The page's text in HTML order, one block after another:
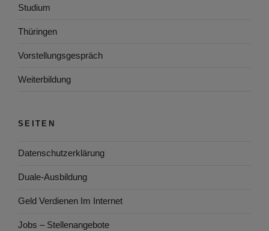
Studium
Thüringen
Vorstellungsgespräch
Weiterbildung
SEITEN
Datenschutzerklärung
Duale-Ausbildung
Geld Verdienen Im Internet
Jobs – Stellenangebote